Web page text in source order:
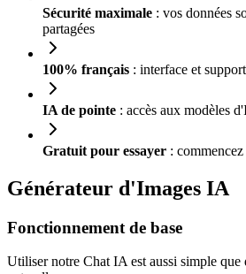
Sécurité maximale : vos données
partagées
100% français : interface et
IA de pointe : accès aux modèles
Gratuit pour essayer :
Générateur d'Images IA
Fonctionnement de base
Utiliser notre Chat IA est aussi simple que